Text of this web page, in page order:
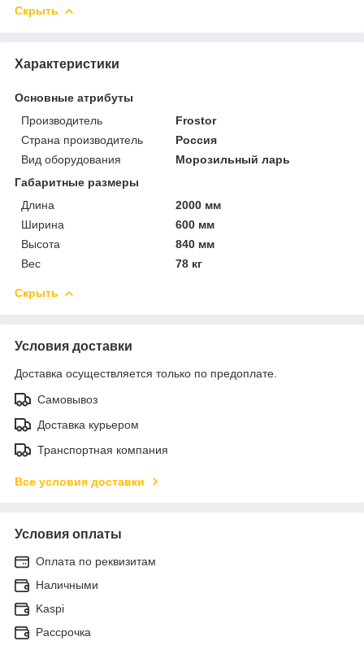
Скрыть
Характеристики
Основные атрибуты
Производитель
Frostor
Страна производитель
Россия
Вид оборудования
Морозильный ларь
Габаритные размеры
Длина
2000 мм
Ширина
600 мм
Высота
840 мм
Вес
78 кг
Скрыть
Условия доставки
Доставка осуществляется только по предоплате.
Самовывоз
Доставка курьером
Транспортная компания
Все условия доставки
Условия оплаты
Оплата по реквизитам
Наличными
Kaspi
Рассрочка